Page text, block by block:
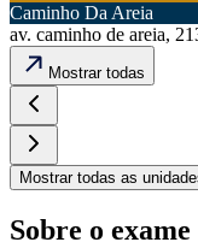
Caminho Da Areia
av. caminho de areia,
Mostrar todas
Mostrar todas as
Sobre o exame